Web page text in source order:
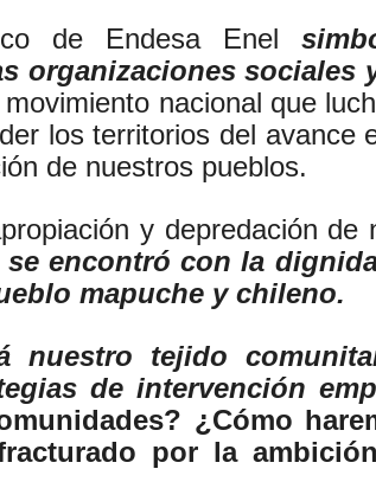
de Endesa Enel
organizaciones sociales
nacional que
los territorios del avance
de nuestros pueblos.
y depredación de
se encontró con la
mapuche y chileno.
nuestro tejido
de intervención
¿Cómo
por la